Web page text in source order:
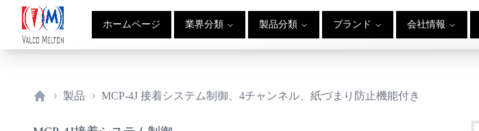
ホームページ 業界分類 製品分類 ブランド 会社情報
製品 MCP-4J 接着システム制御、4チャンネル、紙づまり防止機能付き